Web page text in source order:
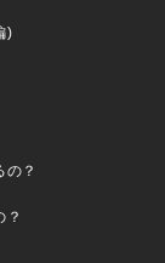
)
？
？